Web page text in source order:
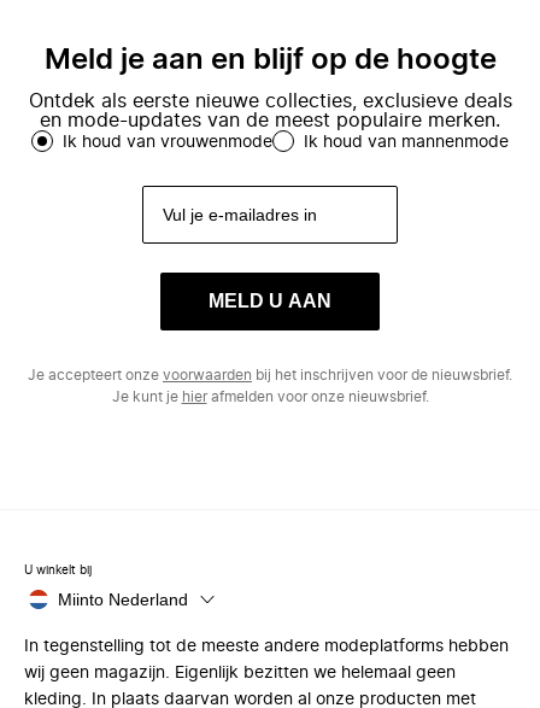
Meld je aan en blijf op de hoogte
Ontdek als eerste nieuwe collecties, exclusieve deals
en mode-updates van de meest populaire merken.
Ik houd van vrouwenmode Ik houd van mannenmode
MELD U AAN
Je accepteert onze voorwaarden bij het inschrijven voor de nieuwsbrief.
Je kunt je hierafmelden voor onze nieuwsbrief.
U winkelt bij
Miinto Nederland
In tegenstelling tot de meeste andere modeplatforms hebben
wij geen magazijn. Eigenlijk bezitten we helemaal geen
kleding. In plaats daarvan worden al onze producten met